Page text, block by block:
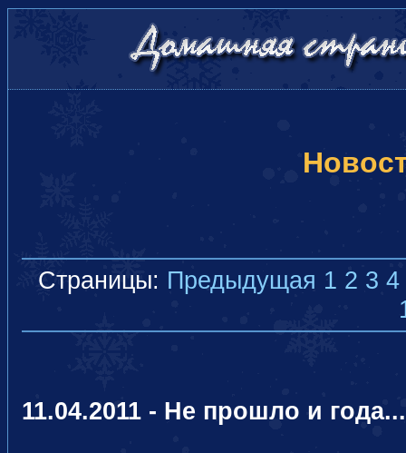
Страницы: Предыдущая 1 2 3 4
11.04.2011 - Не прошло и года...